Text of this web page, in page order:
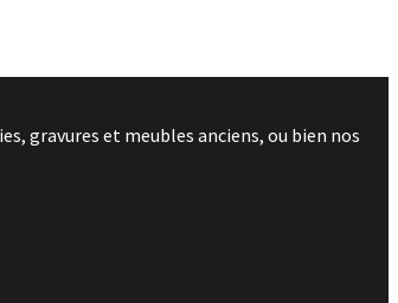
gravures et meubles anciens, ou bien nos